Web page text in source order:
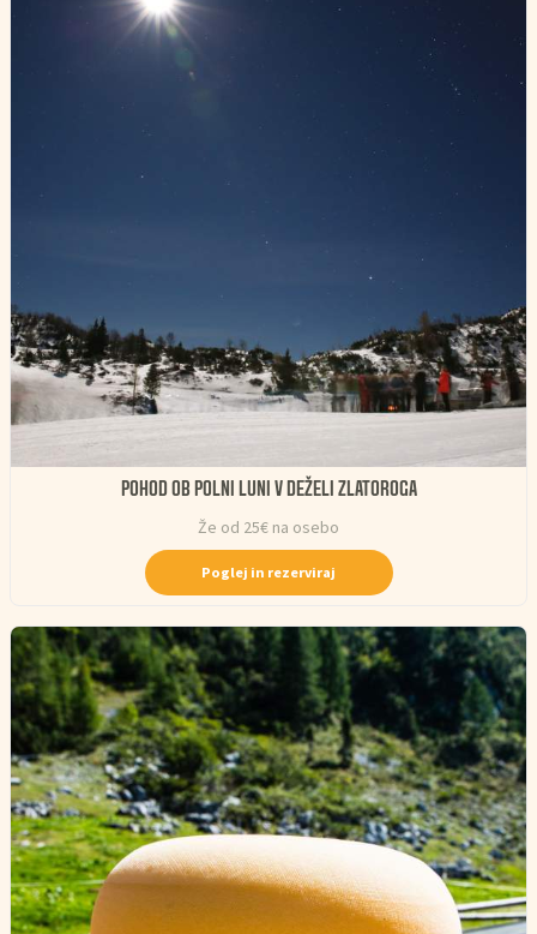
POHOD OB POLNI LUNI V DEŽELI ZLATOROGA
Že od 25€ na osebo
Poglej in rezerviraj